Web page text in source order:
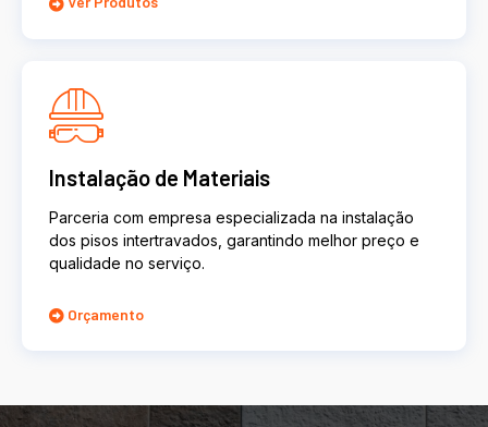
Instalação de Materiais
Parceria com empresa especializada na instalação
dos pisos intertravados, garantindo melhor preço e
qualidade no serviço.
Orçamento